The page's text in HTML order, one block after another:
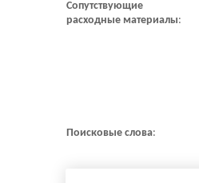
Сопутствующие
расходные материалы:
Поисковые слова: